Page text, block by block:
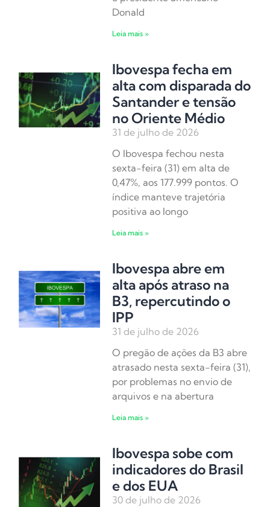
Donald
Leia mais »
Ibovespa fecha em
alta com disparada do
Santander e tensão
no Oriente Médio
31 de julho de 2026
O Ibovespa fechou nesta
sexta-feira (31) em alta de
0,47%, aos 177.999 pontos. O
índice manteve trajetória
positiva ao longo
Leia mais »
Ibovespa abre em
alta após atraso na
B3, repercutindo o
IPP
31 de julho de 2026
O pregão de ações da B3 abre
atrasado nesta sexta-feira (31),
por problemas no envio de
arquivos e na abertura
Leia mais »
Ibovespa sobe com
indicadores do Brasil
e dos EUA
30 de julho de 2026